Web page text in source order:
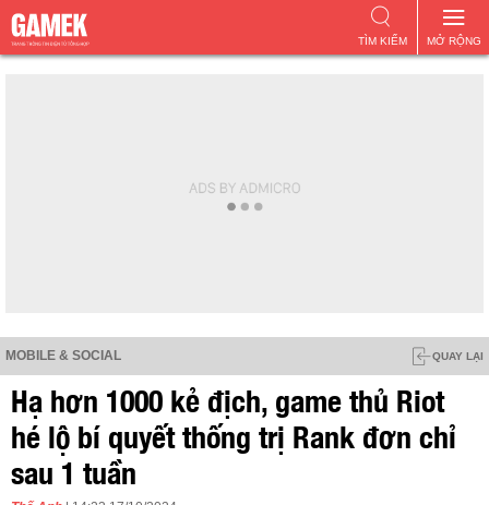
MỞ RỘNG
TÌM KIẾM
MOBILE & SOCIAL QUAY LẠI
Hạ hơn 1000 kẻ địch, game thủ Riot
hé lộ bí quyết thống trị Rank đơn chỉ
sau 1 tuần